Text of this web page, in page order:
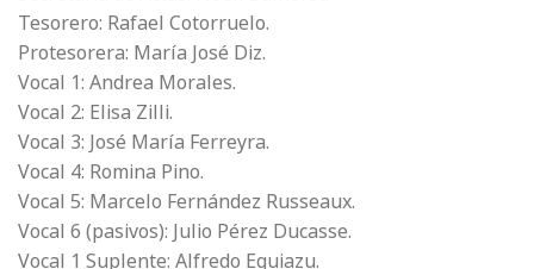
Tesorero: Rafael Cotorruelo.
Protesorera: María José Diz.
Vocal 1: Andrea Morales.
Vocal 2: Elisa Zilli.
Vocal 3: José María Ferreyra.
Vocal 4: Romina Pino.
Vocal 5: Marcelo Fernández Russeaux.
Vocal 6 (pasivos): Julio Pérez Ducasse.
Vocal 1 Suplente: Alfredo Eguiazu.